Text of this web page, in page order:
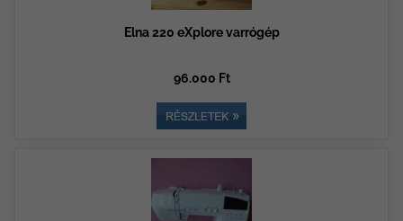
Elna 220 eXplore varrógép
96.000 Ft